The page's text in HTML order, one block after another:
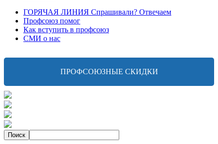
ГОРЯЧАЯ ЛИНИЯ Спрашивали? Отвечаем
Профсоюз помог
Как вступить в профсоюз
СМИ о нас
ПРОФСОЮЗНЫЕ СКИДКИ